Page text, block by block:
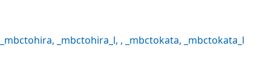
_mbctohira, _mbctohira_l, , _mbctokata, _mbctokata_l